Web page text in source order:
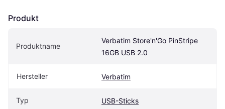
Produkt
Produktname
Verbatim Store'n'Go PinStripe
16GB USB 2.0
Hersteller Verbatim
Typ USB-Sticks